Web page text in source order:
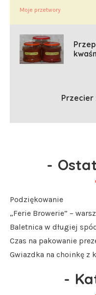
Moje przetwory
-
Podziękowanie
„Ferie Browerie” –
Baletnica w długiej
Czas na pakowanie
Gwiazdka na choinkę z
-